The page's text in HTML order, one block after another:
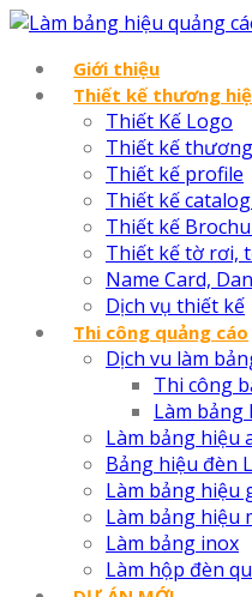
Giới thiệu
Thiết kế thương
Thiết Kế Logo
Thiết kế
Thiết kế profile
Thiết kế
Thiết kế
Thiết kế tờ rơi,
Name Card,
Dịch vụ thiết kế
Thi công quảng cáo
Dịch vu làm
Thi công
Làm bảng
Làm bảng hiệu
Bảng hiệu đèn
Làm bảng hiệu
Làm bảng hiệu
Làm bảng inox
Làm hộp đèn